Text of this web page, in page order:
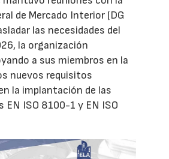
de Mercado Interior (DG
las necesidades del
la organización
a sus miembros en la
nuevos requisitos
la implantación de las
ISO 8100-1 y EN ISO